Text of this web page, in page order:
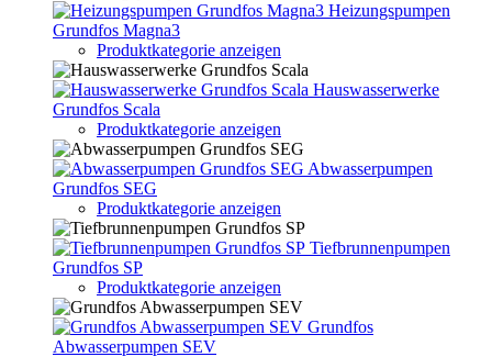
Heizungspumpen
Grundfos Magna3
Produktkategorie anzeigen
Hauswasserwerke
Grundfos Scala
Produktkategorie anzeigen
Abwasserpumpen
Grundfos SEG
Produktkategorie anzeigen
Tiefbrunnenpumpen
Grundfos SP
Produktkategorie anzeigen
Grundfos
Abwasserpumpen SEV